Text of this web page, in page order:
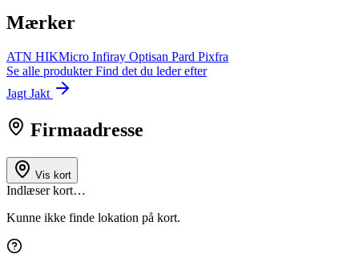
Mærker
ATN HIKMicro Infiray Optisan Pard Pixfra
Se alle produkterFind det du leder efter
Jagt Jakt
Firmaadresse
Vis kort
Indlæser kort…
Kunne ikke finde lokation på kort.